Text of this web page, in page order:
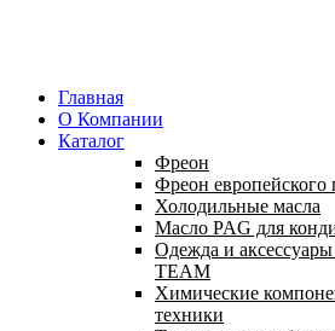
Главная
О Компании
Каталог
Фреон
Фреон европейского
Холодильные масла
Масло PAG для
Одежда и
TEAM
Химические
техники